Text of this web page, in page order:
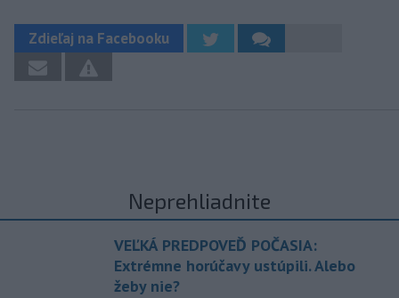
Zdieľaj na Facebooku
Neprehliadnite
VEĽKÁ PREDPOVEĎ POČASIA:
Extrémne horúčavy ustúpili. Alebo
žeby nie?